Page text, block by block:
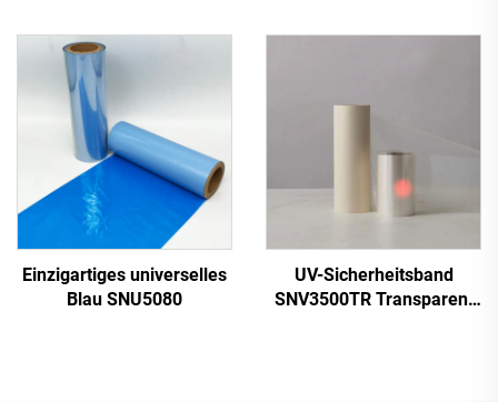
Einzigartiges universelles
Blau SNU5080
UV-Sicherheitsband
SNV3500TR Transparent